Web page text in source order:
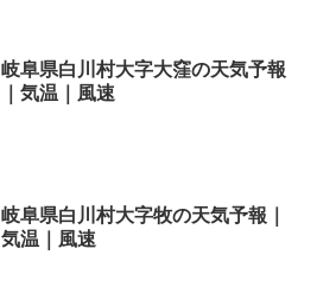
岐阜県白川村大字大窪の天気予報
｜気温｜風速
岐阜県白川村大字牧の天気予報｜
気温｜風速